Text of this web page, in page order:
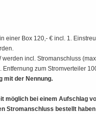
einer Box 120,- € incl. 1.
werden incl. Stromanschluss
Entfernung zum Stromverteiler
mit der Nennung.
möglich bei einem Aufschlag
Stromanschluss bestellt